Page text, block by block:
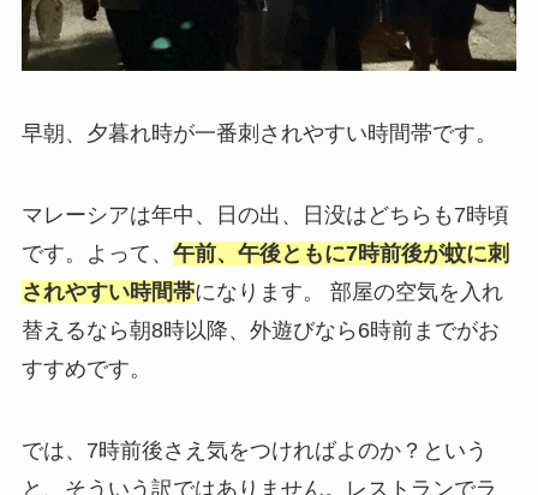
早朝、夕暮れ時が一番刺されやすい時間帯です。
マレーシアは年中、日の出、日没はどちらも7時頃
です。よって、 午前、午後ともに7時前後が蚊に刺
されやすい時間帯になります。 部屋の空気を入れ
替えるなら朝8時以降、外遊びなら6時前までがお
すすめです。
では、7時前後さえ気をつければよのか？という
と、そういう訳ではありません。レストランでラ